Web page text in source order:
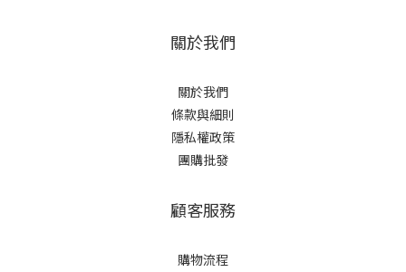
關於我們
關於我們
條款與細則
隱私權政策
團購批發
顧客服務
購物流程